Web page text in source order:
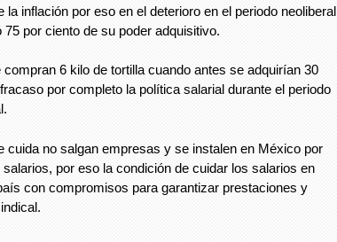
la inflación por eso en el deterioro en el periodo neoliberal
75 por ciento de su poder adquisitivo.
compran 6 kilo de tortilla cuando antes se adquirían 30
por completo la política salarial durante el periodo
cuida no salgan empresas y se instalen en México por
salarios, por eso la condición de cuidar los salarios en
con compromisos para garantizar prestaciones y